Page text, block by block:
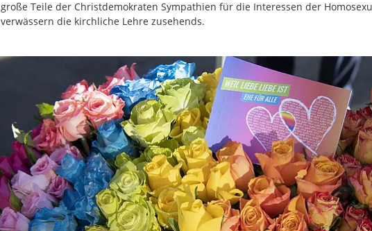
große Teile der Christdemokraten Sympathien für die Interessen der
verwässern die kirchliche Lehre zusehends.